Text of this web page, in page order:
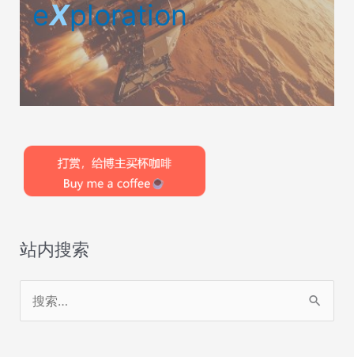
eXploration
站内搜索
索